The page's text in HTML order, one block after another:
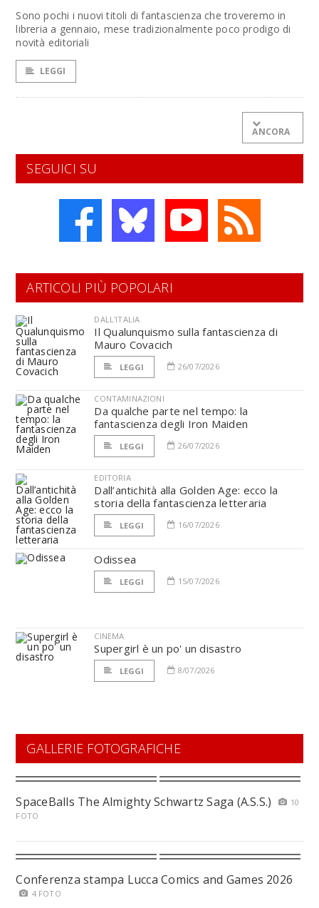
Sono pochi i nuovi titoli di fantascienza che troveremo in
libreria a gennaio, mese tradizionalmente poco prodigo di
novità editoriali
LEGGI
ANCORA
SEGUICI SU
ARTICOLI PIÙ POPOLARI
DALL'ITALIA
Il Qualunquismo sulla fantascienza di
Mauro Covacich
LEGGI 26/07/2026
CONTAMINAZIONI
Da qualche parte nel tempo: la
fantascienza degli Iron Maiden
LEGGI 26/07/2026
EDITORIA
Dall’antichità alla Golden Age: ecco la
storia della fantascienza letteraria
LEGGI 16/07/2026
Odissea
LEGGI 15/07/2026
CINEMA
Supergirl è un po' un disastro
LEGGI 8/07/2026
GALLERIE FOTOGRAFICHE
SpaceBalls The Almighty Schwartz Saga (A.S.S.)
10
FOTO
Conferenza stampa Lucca Comics and Games 2026
4 FOTO